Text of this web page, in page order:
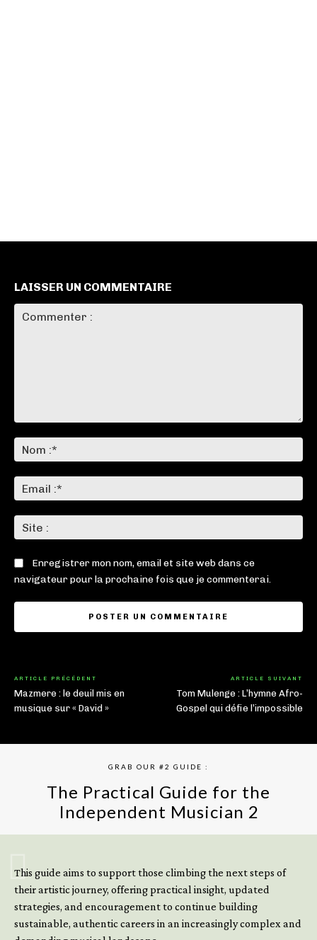
LAISSER UN COMMENTAIRE
:*
:*
:
Enregistrer mon nom, email et site web dans ce
navigateur pour la prochaine fois que je commenterai.
ARTICLE PRÉCÉDENT
Mazmere : le deuil mis en
musique sur « David »
ARTICLE SUIVANT
Tom Mulenge : L’hymne Afro-
Gospel qui défie l’impossible
GRAB OUR #2 GUIDE :
The Practical Guide for the
Independent Musician 2
This guide aims to support those climbing the next steps of
their artistic journey, offering practical insight, updated
strategies, and encouragement to continue building
sustainable, authentic careers in an increasingly complex and